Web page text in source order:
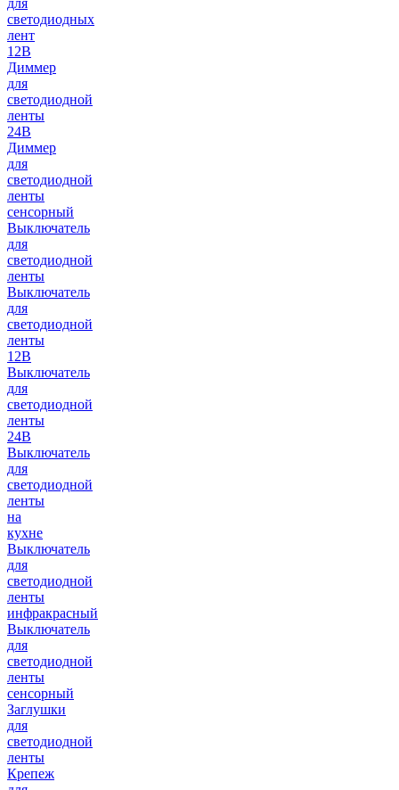
для
светодиодных
лент
12В
Диммер
для
светодиодной
ленты
24В
Диммер
для
светодиодной
ленты
сенсорный
Выключатель
для
светодиодной
ленты
Выключатель
для
светодиодной
ленты
12В
Выключатель
для
светодиодной
ленты
24В
Выключатель
для
светодиодной
ленты
на
кухне
Выключатель
для
светодиодной
ленты
инфракрасный
Выключатель
для
светодиодной
ленты
сенсорный
Заглушки
для
светодиодной
ленты
Крепеж